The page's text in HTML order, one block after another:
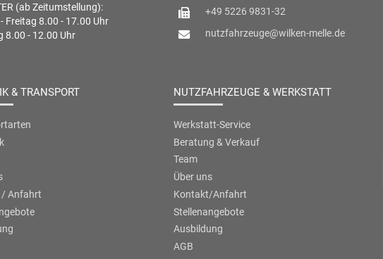
(ab Zeitumstellung):
Freitag 8.00 - 17.00 Uhr
8.00 - 12.00 Uhr
+49 5226 9831-32
nutzfahrzeuge@wilken-melle.de
& TRANSPORT
Anfahrt
NUTZFAHRZEUGE & WERKSTATT
Werkstatt-Service
Beratung & Verkauf
Team
Über uns
Kontakt/Anfahrt
Stellenangebote
Ausbildung
AGB